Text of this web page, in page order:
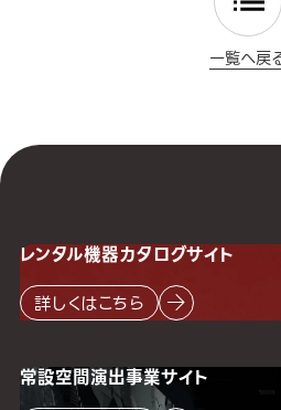
一覧へ戻
レンタル機器カタログサイト
詳しくはこちら
常設空間演出事業サイト